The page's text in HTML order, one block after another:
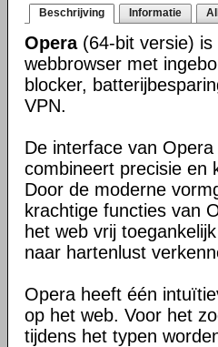
Beschrijving Informatie
Opera(64-bit versie) is
webbrowser met
blocker,
VPN.
De interface van Opera
combineert precisie en
Door de moderne
krachtige functies van
het web vrij
naar hartenlust
Opera heeft één
op het web. Voor het
tijdens het typen